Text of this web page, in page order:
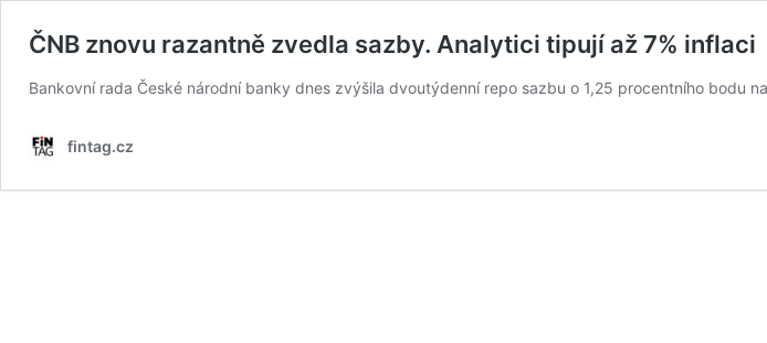
ČNB znovu razantně zvedla sazby. Analytici tipují až 7% inflaci
Bankovní rada České národní banky dnes zvýšila dvoutýdenní repo sazbu o 1,25 procentního bodu
fintag.cz